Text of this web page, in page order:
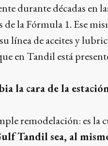
durante décadas en
de la Fórmula 1. Ese
línea de aceites y
en Tandil está
la cara de la
remodelación: es la
Tandil sea, al